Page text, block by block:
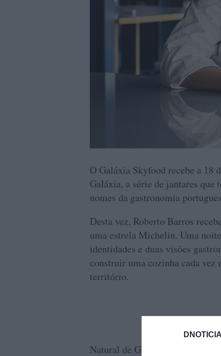
O Galáxia Skyfood recebe a 18
Galáxia, a série de jantares
nomes da gastronomia
Desta vez, Roberto Barros
uma estrela Michelin. Uma
identidades e duas visões
construir uma cozinha cada
território.
Natural de Guimarães, Rui